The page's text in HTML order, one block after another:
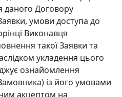
даного Договору
умови доступа до
Виконавця
такої Заявки та
укладення цього
ознайомлення
із його умовами
акцептом на